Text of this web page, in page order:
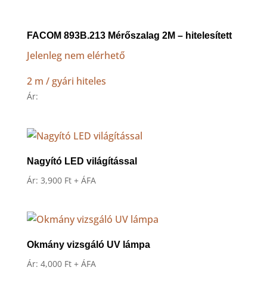
FACOM 893B.213 Mérőszalag 2M – hitelesített
Jelenleg nem elérhető
2 m / gyári hiteles
Ár:
Nagyító LED világítással
Ár: 3,900 Ft + ÁFA
Okmány vizsgáló UV lámpa
Ár: 4,000 Ft + ÁFA